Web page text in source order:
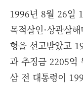
1996년 8월 26일
목적살인·상관살
형을 선고받았고
과 추징금 2205억
삼 전 대통령이